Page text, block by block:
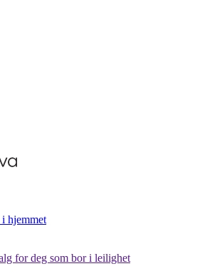
hjemmet
for deg som bor i leilighet